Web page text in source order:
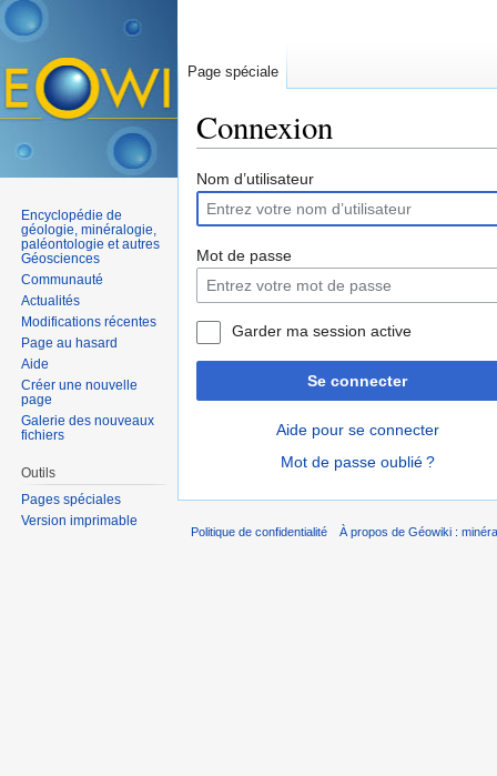
Connexion
Nom d’utilisateur
Mot de passe
Garder ma session active
Se connecter
Aide pour se connecter
Mot de passe oublié ?
Page spéciale
Encyclopédie de
géologie, minéralogie,
paléontologie et autres
Géosciences
Communauté
Actualités
Modifications récentes
Page au hasard
Aide
Créer une nouvelle
page
Galerie des nouveaux
fichiers
Outils
Pages spéciales
Version imprimable
Politique de confidentialité À propos de Géowiki :